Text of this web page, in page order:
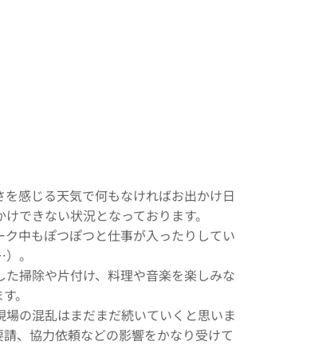
感じる天気で何もなければお出かけ日
できない状況となっております。
中もぽつぽつと仕事が入ったりしてい
。
掃除や片付け、料理や音楽を楽しみな
。
の混乱はまだまだ続いていくと思いま
、協力依頼などの影響をかなり受けて